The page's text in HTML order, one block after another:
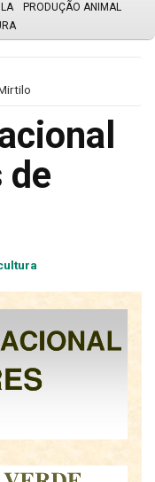
PRODUÇÃO ANIMAL
de